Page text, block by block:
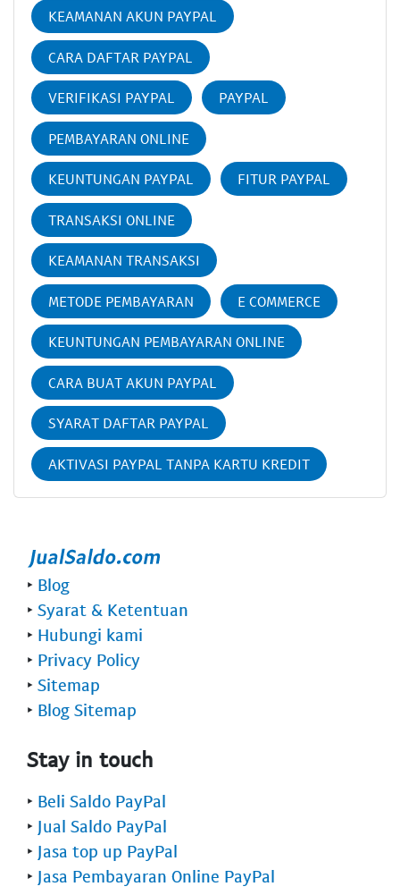
KEAMANAN AKUN PAYPAL
CARA DAFTAR PAYPAL
VERIFIKASI PAYPAL PAYPAL
PEMBAYARAN ONLINE
KEUNTUNGAN PAYPAL FITUR PAYPAL
TRANSAKSI ONLINE
KEAMANAN TRANSAKSI
METODE PEMBAYARAN E COMMERCE
KEUNTUNGAN PEMBAYARAN ONLINE
CARA BUAT AKUN PAYPAL
SYARAT DAFTAR PAYPAL
AKTIVASI PAYPAL TANPA KARTU KREDIT
‣ Blog
‣ Syarat & Ketentuan
‣ Hubungi kami
‣ Privacy Policy
‣ Sitemap
‣ Blog Sitemap
Stay in touch
‣ Beli Saldo PayPal
‣ Jual Saldo PayPal
‣ Jasa top up PayPal
‣ Jasa Pembayaran Online PayPal